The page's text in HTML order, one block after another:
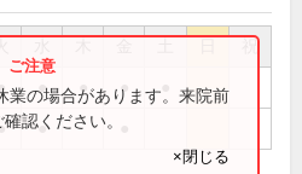
祝
● ● ●
●
業の場合があります。来院前
認ください。
×閉じる